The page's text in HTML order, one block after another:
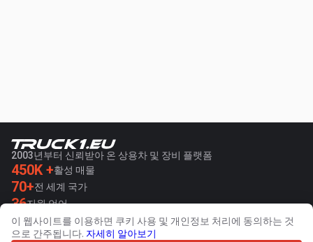
2003년부터 신뢰받아 온 상용차 및 장비 플랫폼
450K +활성 매물
70+전 세계 국가
36지원 언어
4.7/5
이 웹사이트를 이용하면 쿠키 사용 및 개인정보 처리에 동의하는 것
으로 간주됩니다. 자세히 알아보기